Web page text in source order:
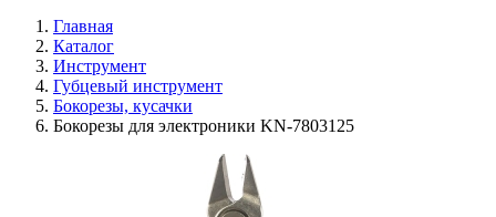
Главная
Каталог
Инструмент
Губцевый инструмент
Бокорезы, кусачки
Бокорезы для электроники KN-7803125